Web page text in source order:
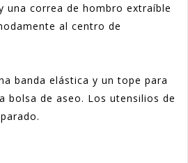
una correa de hombro extraíble
al centro de
banda elástica y un tope para
bolsa de aseo. Los utensilios de